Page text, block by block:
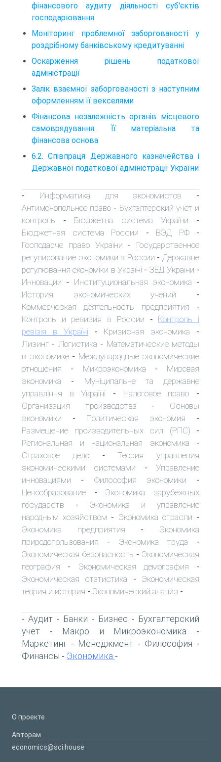
фінансового аудиту діяльності суб'єктів
господарювання
Моніторинг проблемної заборгованості у
роздрібному банківському кредитуванні
Оскарження рішень податкової
адміністрації
Залік взаємної заборгованості з наступним
оформленням її векселями
Фінансова незалежність органів місцевого
самоврядування. Її матеріальна та
фінансова основа
6.2. Співпраця Державного казначейства і
Державної податкової адміністрації України
- Информатика для экономистов -
Антимонопольное право - Бухгалтерский учет и
контроль - Бюджетна система України -
Бюджетная система России - ВЭД РФ-
Господарче право України - Государственное
регулирование экономики в России - Державне
регулювання економіки в Україні - ЗЕД України -
Инновации - Институциональная экономика -
История экономических учений -
Коммерческая деятельность предприятия -
Контроль и ревизия в России - Контроль і
ревізія в Україні - Кризисная экономика -
Лизинг - Логистика - Математические методы
в экономике - Международные экономические
отношения - Микроэкономика - Мировая
экономика - Муніципальне та державне
управління в Україні - Налоговое право -
Организация производства - Основы
экономики - Политическая экономия -
Размещение производительных сил (РПС) -
Региональная и национальная экономика -
Страховое дело- Теория управления
экономическими системами -Управление
инновациями - Философия экономики -
Ценообразование - Экономика зарубежных
государств - Экономика и управление
народным хозяйством - Экономика отрасли -
Экономика предприятия - Экономика
природопользования - Экономика труда -
Экономическая безопасность - Экономическая
география - Экономическая демография -
Экономическая статистика - Экономическая
теория и история - Экономический анализ -
-Аудит - Банки - Бизнес - Бухгалтерский
учет - Макро и Микроэкономика -
Маркетинг - Менеджмент - Философия -
Финансы - Экономика -
О проекте
Авторам
economics@sci.house